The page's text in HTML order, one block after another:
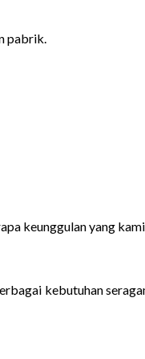
pabrik.
keunggulan yang
kebutuhan